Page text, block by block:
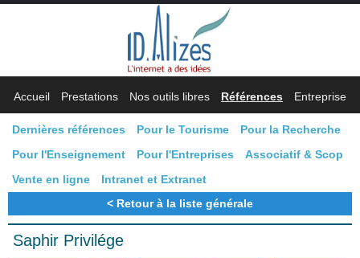
Accueil Prestations Nos outils libres Références Entreprise
Dernières références Pour le Tourisme
Pour la Recherche
Pour l'Enseignement
Pour l'Entreprises
Associatif & Scop
Vente en ligne
Intranet et Extranet
Retour à la liste générale
Saphir Privilége